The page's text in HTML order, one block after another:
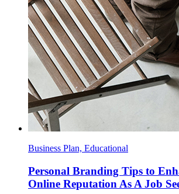
Business Plan, Educational
Personal Branding Tips to
Online Reputation As A Job